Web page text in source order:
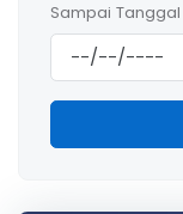
Sampai Tanggal